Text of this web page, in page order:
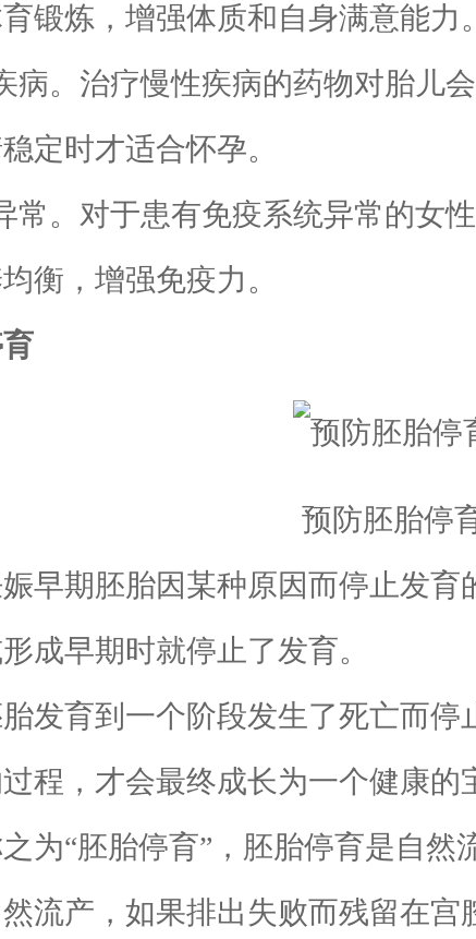
锻炼，增强体质和自身满意能力
。治疗慢性疾病的药物对胎儿
定时才适合怀孕。
。对于患有免疫系统异常的女
衡，增强免疫力。
预防胚胎停
期胚胎因某种原因而停止发育
成早期时就停止了发育。
育到一个阶段发生了死亡而停
程，才会最终成长为一个健康
为“胚胎停育”，胚胎停育是自
流产，如果排出失败而残留在